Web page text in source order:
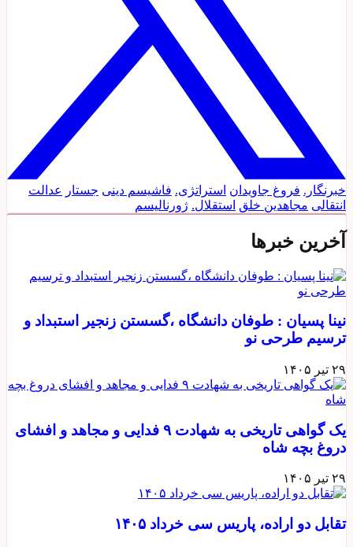
خبرنگار. فروغ جاویدان استراتژی. فاشیسم دینی جستار
عدالت
انتقالی مجاهدین خلق استقلال. ژورنالیسم
آخرین خبرها
نینا پسیان : طوفان دانشگاه ،گسستن زنجیر استبداد و
ترسیم طرحی نو
۲۹ تیر ۱۴۰۵
یک گواهی تاریخی به شهادت ۹ فدایی و مجاهد و افشای
دروغ بچه شاه
۲۹ تیر ۱۴۰۵
تقابل دو اراده، پاریس سی خرداد ۱۴۰۵